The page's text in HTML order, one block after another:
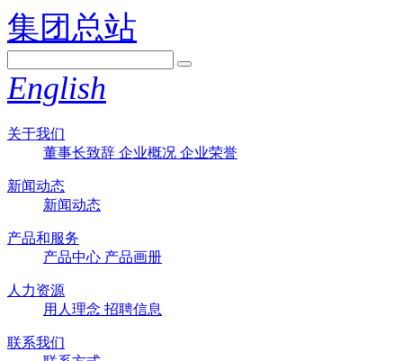
集团总站
English
关于我们
董事长致辞 企业概况 企业荣誉
新闻动态
新闻动态
产品和服务
产品中心 产品画册
人力资源
用人理念 招聘信息
联系我们